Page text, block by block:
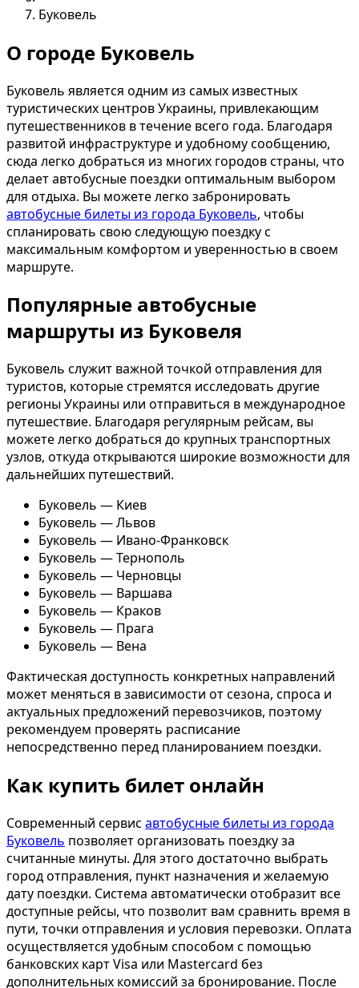
Буковель
О городе Буковель
Буковель является одним из самых известных
туристических центров Украины, привлекающим
путешественников в течение всего года. Благодаря
развитой инфраструктуре и удобному сообщению,
сюда легко добраться из многих городов страны, что
делает автобусные поездки оптимальным выбором
для отдыха. Вы можете легко забронировать
автобусные билеты из города Буковель, чтобы
спланировать свою следующую поездку с
максимальным комфортом и уверенностью в своем
маршруте.
Популярные автобусные
маршруты из Буковеля
Буковель служит важной точкой отправления для
туристов, которые стремятся исследовать другие
регионы Украины или отправиться в международное
путешествие. Благодаря регулярным рейсам, вы
можете легко добраться до крупных транспортных
узлов, откуда открываются широкие возможности для
дальнейших путешествий.
Буковель — Киев
Буковель — Львов
Буковель — Ивано-Франковск
Буковель — Тернополь
Буковель — Черновцы
Буковель — Варшава
Буковель — Краков
Буковель — Прага
Буковель — Вена
Фактическая доступность конкретных направлений
может меняться в зависимости от сезона, спроса и
актуальных предложений перевозчиков, поэтому
рекомендуем проверять расписание
непосредственно перед планированием поездки.
Как купить билет онлайн
Современный сервис автобусные билеты из города
Буковель позволяет организовать поездку за
считанные минуты. Для этого достаточно выбрать
город отправления, пункт назначения и желаемую
дату поездки. Система автоматически отобразит все
доступные рейсы, что позволит вам сравнить время в
пути, точки отправления и условия перевозки. Оплата
осуществляется удобным способом с помощью
банковских карт Visa или Mastercard без
дополнительных комиссий за бронирование. После